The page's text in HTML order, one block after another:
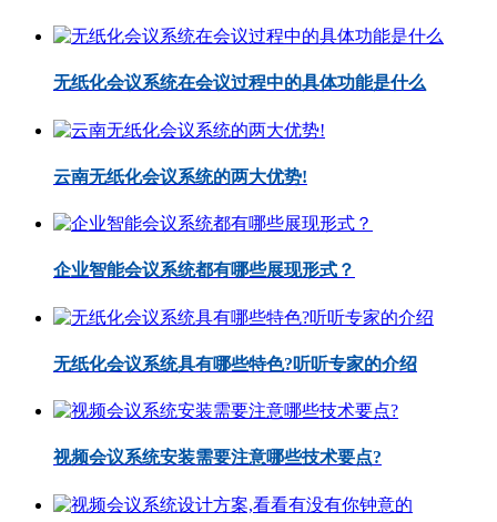
无纸化会议系统在会议过程中的具体功能是什么
云南无纸化会议系统的两大优势!
企业智能会议系统都有哪些展现形式？
无纸化会议系统具有哪些特色?听听专家的介绍
视频会议系统安装需要注意哪些技术要点?